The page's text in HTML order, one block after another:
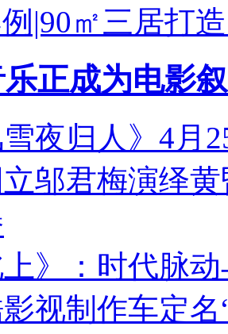
|90㎡三居打
正成为电影
雪夜归人》4月
邬君梅演绎
上》：时代脉
视制作车定